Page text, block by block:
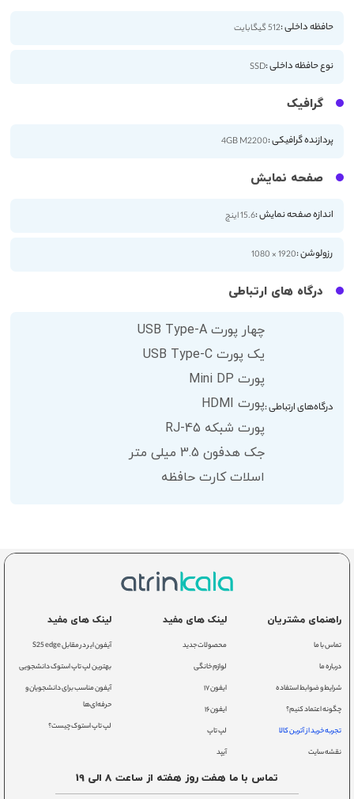
حافظه داخلی :512 گیگابایت
نوع حافظه داخلی :SSD
گرافیک
پردازنده گرافیکی :4GB M2200
صفحه نمایش
اندازه صفحه نمایش :15.6 اینچ
رزولوشن :1920 × 1080
درگاه های ارتباطی
درگاه‌های ارتباطی :
چهار پورت USB Type-A
یک پورت USB Type-C
پورت Mini DP
پورت HDMI
پورت شبکه RJ-45
جک هدفون 3.5 میلی متر
اسلات کارت حافظه
راهنمای مشتریان
تماس با ما
درباره ما
شرایط و ضوابط استفاده
چگونه اعتماد کنیم؟
تجربه خرید از آترین کالا
نقشه سایت
لینک های مفید
محصولات جدید
لوازم خانگی
ایفون ۱۷
ایفون ۱۶
لپ تاپ
آیپد
لینک های مفید
آیفون ایر در مقابل S25 edge
بهترین لپ تاپ استوک دانشجویی
آیفون مناسب برای دانشجویان و
حرفه‌ای‌ها
لپ تاپ استوک چیست؟
تماس با ما هفت روز هفته از ساعت 8 الی 19